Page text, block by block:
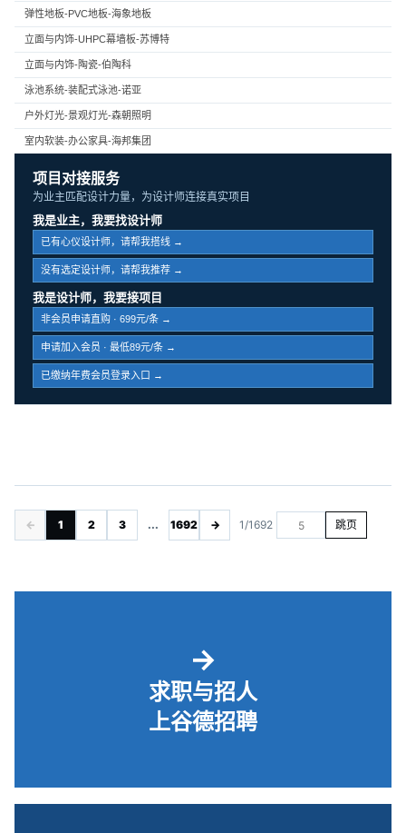
弹性地板-PVC地板-海象地板
立面与内饰-UHPC幕墙板-苏博特
立面与内饰-陶瓷-伯陶科
泳池系统-装配式泳池-诺亚
户外灯光-景观灯光-森朝照明
室内软装-办公家具-海邦集团
项目对接服务
为业主匹配设计力量，为设计师连接真实项目
我是业主，我要找设计师
已有心仪设计师，请帮我搭线 →
没有选定设计师，请帮我推荐 →
我是设计师，我要接项目
非会员申请直购 · 699元/条 →
申请加入会员 · 最低89元/条 →
已缴纳年费会员登录入口 →
← 1 2 3 ... 1692 → 1/1692 跳页
→
求职与招人
上谷德招聘